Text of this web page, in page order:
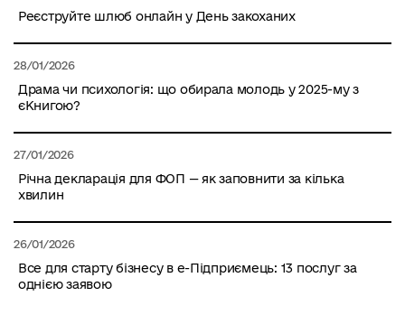
Реєструйте шлюб онлайн у День закоханих
28/01/2026
Драма чи психологія: що обирала молодь у 2025-му з
єКнигою?
27/01/2026
Річна декларація для ФОП — як заповнити за кілька
хвилин
26/01/2026
Все для старту бізнесу в е-Підприємець: 13 послуг за
однією заявою